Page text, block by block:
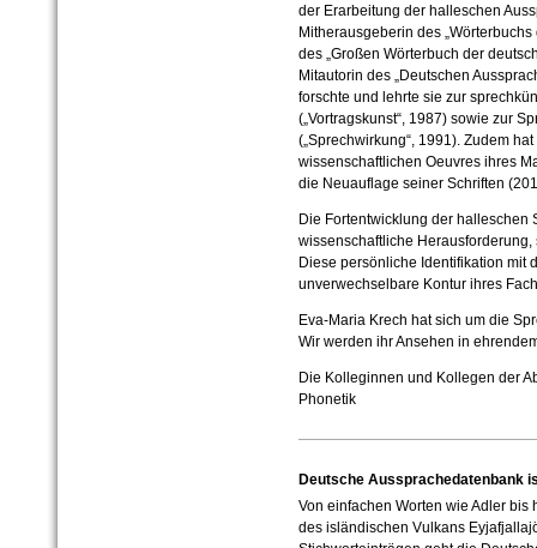
der Erarbeitung der halleschen
Mitherausgeberin des
des „Großen Wörterbuch der
Mitautorin des „Deutschen
forschte und lehrte sie zur
(„Vortragskunst“, 1987) sowie zur
(„Sprechwirkung“, 1991). Zudem
wissenschaftlichen Oeuvres ihres
die Neuauflage seiner Schriften
Die Fortentwicklung der halleschen
wissenschaftliche
Diese persönliche Identifikation mit
unverwechselbare Kontur ihres
Eva-Maria Krech hat sich um die
Wir werden ihr Ansehen in
Die Kolleginnen und Kollegen der
Phonetik
Deutsche Aussprachedatenbank
Von einfachen Worten wie Adler
des isländischen Vulkans